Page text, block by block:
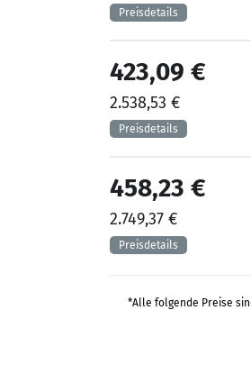
423,09 €
2.538,53 €
458,23 €
2.749,37 €
*Alle folgende Preise